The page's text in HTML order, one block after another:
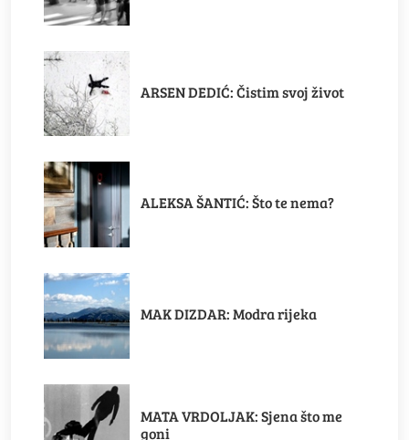
ARSEN DEDIĆ: Čistim svoj život
ALEKSA ŠANTIĆ: Što te nema?
MAK DIZDAR: Modra rijeka
MATA VRDOLJAK: Sjena što me
goni